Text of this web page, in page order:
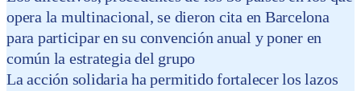
opera la multinacional, se dieron cita en Barcelona
para participar en su convención anual y poner en
común la estrategia del grupo
La acción solidaria ha permitido fortalecer los lazos